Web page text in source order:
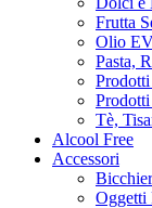
Frutta
Olio
Pasta,
Tè,
Alcool Free
Accessori
Oggetti